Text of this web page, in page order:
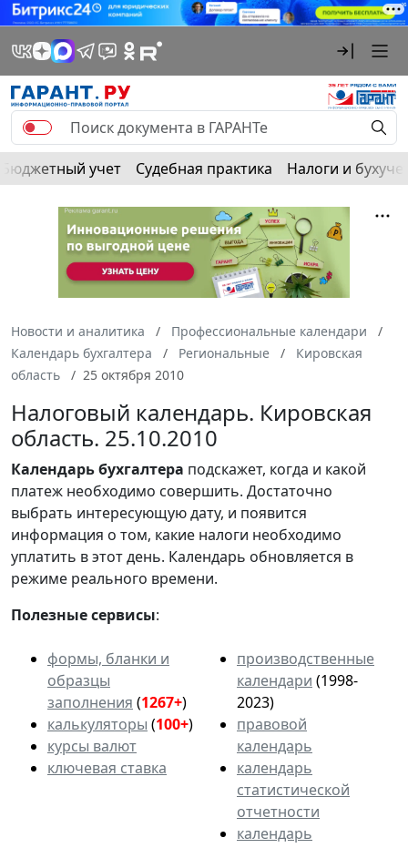
Бюджетный учет Судебная практика Налоги и
Новости и аналитика
Профессиональные календари
Календарь бухгалтера
Региональные
Кировская
область
25 октября 2010
Налоговый календарь. Кировская
область. 25.10.2010
Календарьбухгалтера подскажет, когда и какой
платеж необходимо совершить. Достаточно
выбрать интересующую дату, и появится
информация о том, какие налоги необходимо
уплатить в этот день. Календарь обновляется в
режиме реального времени.
Полезные сервисы:
формы, бланки и
образцы
заполнения (1267+)
калькуляторы (100+)
курсы валют
ключевая ставка
производственные
календари (1998-
2023)
правовой
календарь
календарь
статистической
отчетности
календарь